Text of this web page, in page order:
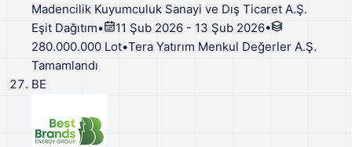
Madencilik Kuyumculuk Sanayi ve Dış Ticaret A.Ş.
Eşit Dağıtım• 11 Şub 2026 - 13 Şub 2026•
280.000.000 Lot•Tera Yatırım Menkul Değerler A.Ş.
Tamamlandı
BE